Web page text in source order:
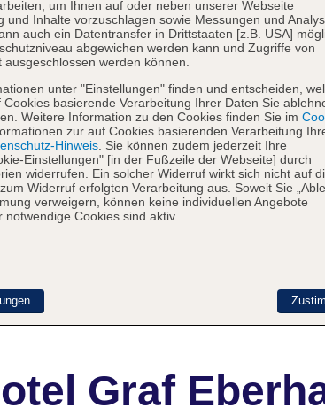
Graf
um Ihnen auf oder neben unserer Webseite
und Inhalte vorzuschlagen sowie Messungen und
auch ein Datentransfer in Drittstaaten [z.B. USA]
abgewichen werden kann und Zugriffe von
werden können.
unter "Einstellungen" finden und entscheiden,
basierende Verarbeitung Ihrer Daten Sie
Weitere Information zu den Cookies finden Sie im
zur auf Cookies basierenden Verarbeitung
Hinweis . Sie können zudem jederzeit Ihre
Einstellungen" [in der Fußzeile der Webseite] durch
widerrufen. Ein solcher Widerruf wirkt sich nicht auf
Widerruf erfolgten Verarbeitung aus. Soweit Sie
verweigern, können keine individuellen Angebote
Cookies sind aktiv.